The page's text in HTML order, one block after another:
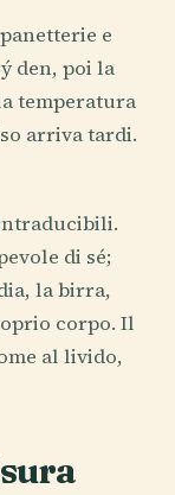
e
den, poi la
temperatura
arriva tardi.
di sé;
la birra,
corpo. Il
al livido,